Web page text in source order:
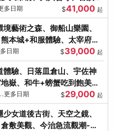
多日期 $41,000 起
藝術之森、御船山樂園、
本城+和服體驗、太宰府天
日期 $39,000 起
體驗、日落皿倉山、宇佐神
嶽、和牛+螃蟹吃到飽美
多日期 $29,000 起
女道後古街、天空之鏡、
敷美觀、今治急流觀潮-台